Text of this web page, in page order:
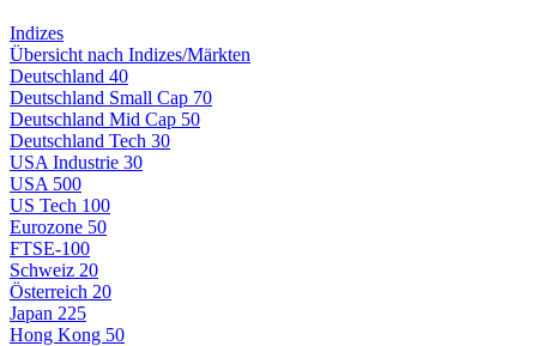
Indizes
Übersicht nach Indizes/Märkten
Deutschland 40
Deutschland Small Cap 70
Deutschland Mid Cap 50
Deutschland Tech 30
USA Industrie 30
USA 500
US Tech 100
Eurozone 50
FTSE-100
Schweiz 20
Österreich 20
Japan 225
Hong Kong 50